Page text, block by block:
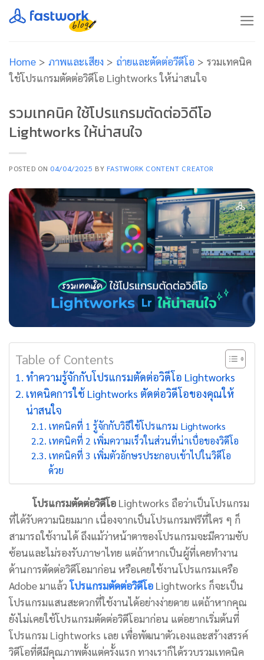
Skip
to
Home > ภาพและเสียง > ถ่ายและตัดต่อวีดีโอ > รวมเทคนิค
ใช้โปรแกรมตัดต่อวิดีโอ Lightworks ให้น่าสนใจ
รวมเทคนิค ใช้โปรแกรมตัดต่อวิดีโอ
Lightworks ให้น่าสนใจ
POSTED ON 04/04/2025 BY FASTWORK CONTENT CREATOR
Table of Contents
ทำความรู้จักกับโปรแกรมตัดต่อวิดีโอ Lightworks
เทคนิคการใช้ Lightworks ตัดต่อวิดีโอของคุณให้
น่าสนใจ
เทคนิคที่ 1 รู้จักกับวิธีใช้โปรแกรม Lightworks
เทคนิคที่ 2 เพิ่มความเร็วในส่วนที่น่าเบื่อของวิดีโอ
เทคนิคที่ 3 เพิ่มตัวอักษรประกอบเข้าไปในวิดีโอ
ด้วย
โปรแกรมตัดต่อวิดีโอ Lightworks ถือว่าเป็นโปรแกรม
ที่ได้รับความนิยมมาก เนื่องจากเป็นโปรแกรมฟรีที่ใคร ๆ ก็
สามารถใช้งานได้ ถึงแม้ว่าหน้าตาของโปรแกรมจะมีความซับ
ซ้อนและไม่รองรับภาษาไทย แต่ถ้าหากเป็นผู้ที่เคยทำงาน
ด้านการตัดต่อวิดีโอมาก่อน หรือเคยใช้งานโปรแกรมเครือ
Adobe มาแล้ว โปรแกรมตัดต่อวิดีโอ Lightworks ก็จะเป็น
โปรแกรมแสนสะดวกที่ใช้งานได้อย่างง่ายดาย แต่ถ้าหากคุณ
ยังไม่เคยใช้โปรแกรมตัดต่อวิดีโอมาก่อน แต่อยากเริ่มต้นที่
โปรแกรม Lightworks เลย เพื่อพัฒนาตัวเองและสร้างสรรค์
วิดีโอที่ดีมีคุณภาพตั้งแต่ครั้งแรก ทางเราก็ได้รวบรวมเทคนิค